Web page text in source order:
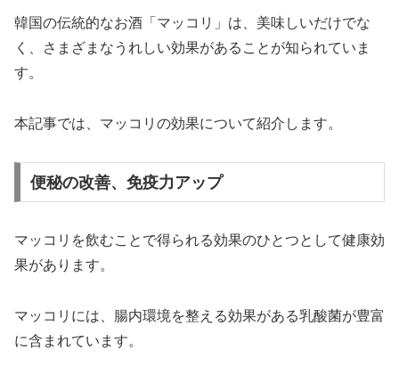
韓国の伝統的なお酒「マッコリ」は、美味しいだけでな
く、さまざまなうれしい効果があることが知られていま
す。
本記事では、マッコリの効果について紹介します。
便秘の改善、免疫力アップ
マッコリを飲むことで得られる効果のひとつとして健康効
果があります。
マッコリには、腸内環境を整える効果がある乳酸菌が豊富
に含まれています。